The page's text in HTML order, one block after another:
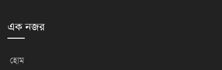
এক নজর
হোম